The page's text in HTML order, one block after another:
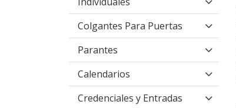
Colgantes Para Puertas
Parantes
Calendarios
Credenciales y Entradas